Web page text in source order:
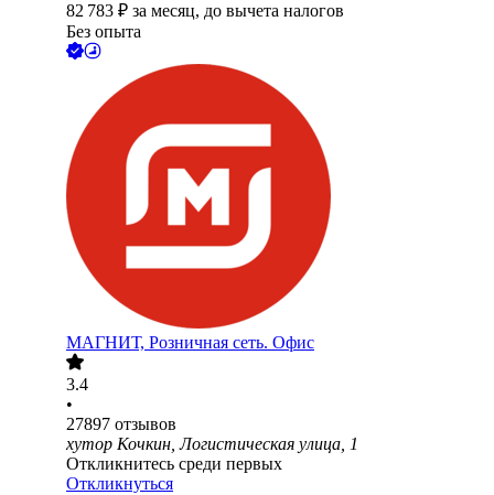
82 783 ₽ за месяц, до вычета налогов
Без опыта
МАГНИТ, Розничная сеть. Офис
3.4
•
27897 отзывов
хутор Кочкин, Логистическая улица, 1
Откликнитесь среди первых
Откликнуться